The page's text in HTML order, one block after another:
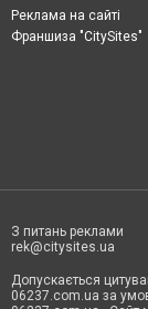
Реклама на сайті
Франшиза "CitySites"
З питань реклами
rek@citysites.ua
Допускається
06237.com.ua за